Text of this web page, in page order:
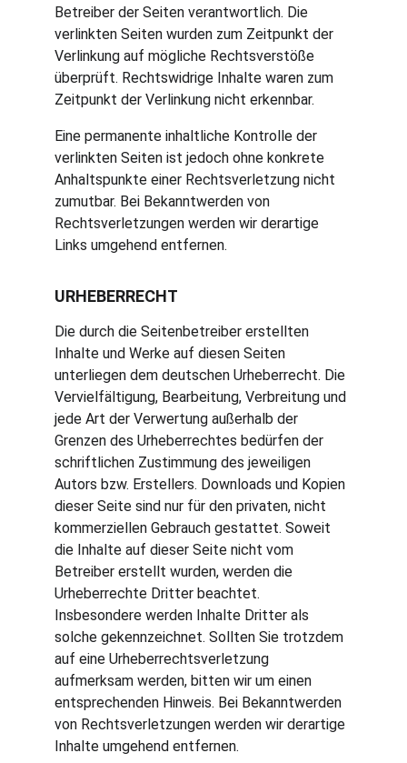
Betreiber der Seiten verantwortlich. Die
verlinkten Seiten wurden zum Zeitpunkt der
Verlinkung auf mögliche Rechtsverstöße
überprüft. Rechtswidrige Inhalte waren zum
Zeitpunkt der Verlinkung nicht erkennbar.
Eine permanente inhaltliche Kontrolle der
verlinkten Seiten ist jedoch ohne konkrete
Anhaltspunkte einer Rechtsverletzung nicht
zumutbar. Bei Bekanntwerden von
Rechtsverletzungen werden wir derartige
Links umgehend entfernen.
URHEBERRECHT
Die durch die Seitenbetreiber erstellten
Inhalte und Werke auf diesen Seiten
unterliegen dem deutschen Urheberrecht. Die
Vervielfältigung, Bearbeitung, Verbreitung und
jede Art der Verwertung außerhalb der
Grenzen des Urheberrechtes bedürfen der
schriftlichen Zustimmung des jeweiligen
Autors bzw. Erstellers. Downloads und Kopien
dieser Seite sind nur für den privaten, nicht
kommerziellen Gebrauch gestattet. Soweit
die Inhalte auf dieser Seite nicht vom
Betreiber erstellt wurden, werden die
Urheberrechte Dritter beachtet.
Insbesondere werden Inhalte Dritter als
solche gekennzeichnet. Sollten Sie trotzdem
auf eine Urheberrechtsverletzung
aufmerksam werden, bitten wir um einen
entsprechenden Hinweis. Bei Bekanntwerden
von Rechtsverletzungen werden wir derartige
Inhalte umgehend entfernen.